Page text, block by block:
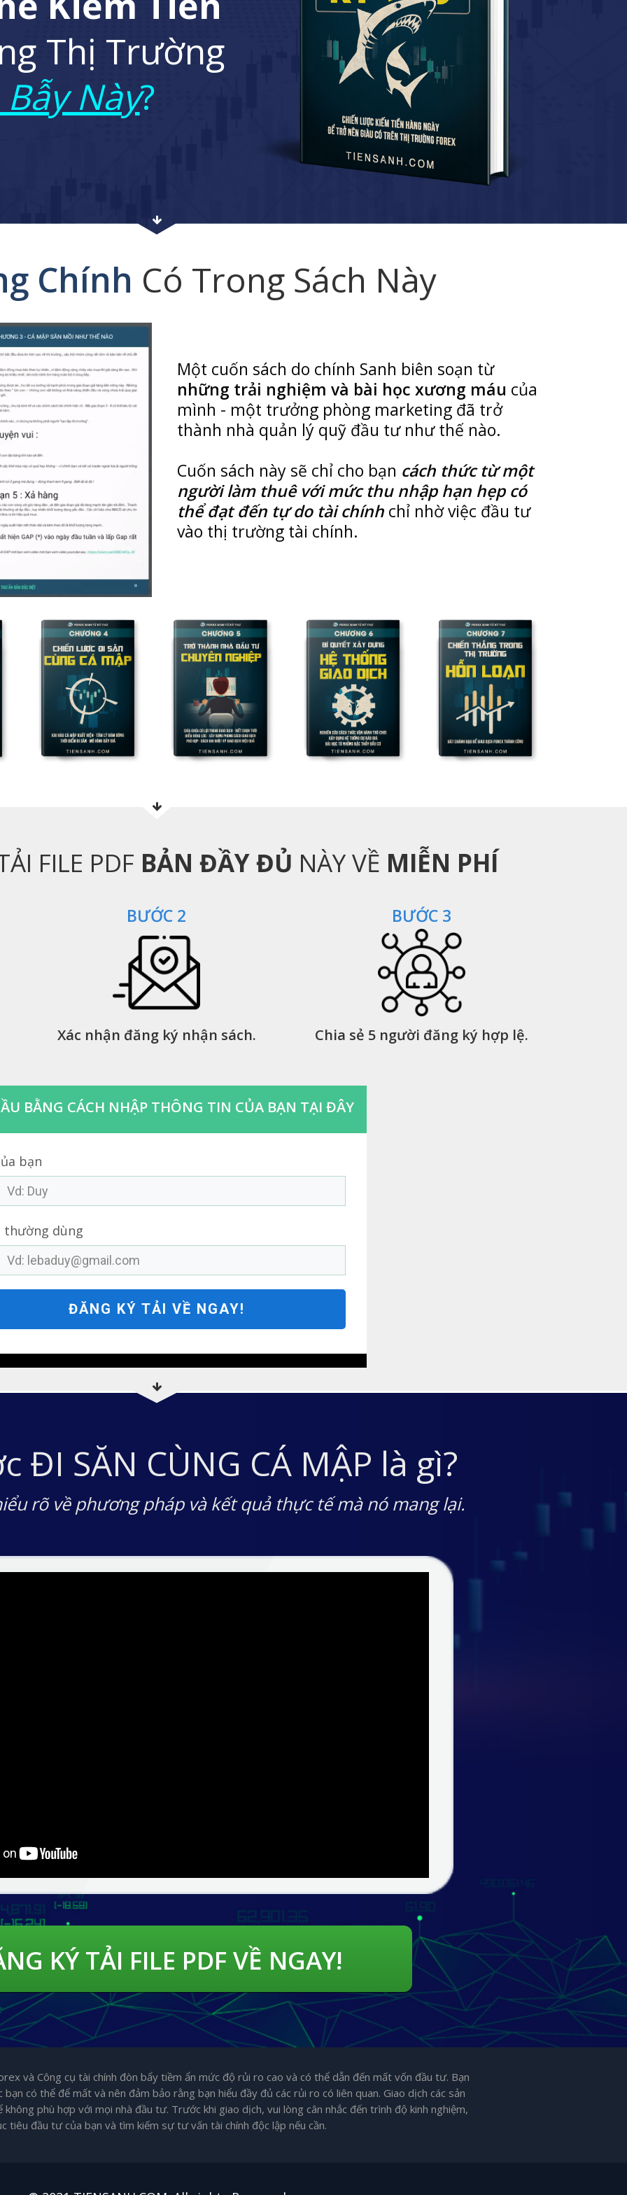
Thị Trường
Này?
Chính Có Trong Sách Này
Một cuốn sách do chính Sanh biên soạn từ
những trải nghiệm và bài học xương máu của
mình - một trưởng phòng marketing đã trở
thành nhà quản lý quỹ đầu tư như thế nào.
Cuốn sách này sẽ chỉ cho bạn cách thức từ một
người làm thuê với mức thu nhập hạn hẹp có
thể đạt đến tự do tài chínhchỉ nhờ việc đầu tư
vào thị trường tài chính.
FILE PDF BẢN ĐẦY ĐỦ NÀY VỀ MIỄN PHÍ
BƯỚC 2
Xác nhận đăng ký nhận sách.
BƯỚC 3
Chia sẻ 5 người đăng ký hợp lệ.
BẰNG CÁCH NHẬP THÔNG TIN CỦA BẠN TẠI ĐÂY
bạn
thường dùng
ĐĂNG KÝ TẢI VỀ NGAY!
ĐI SĂN CÙNG CÁ MẬP là gì?
rõ về phươngpháp và kết quả thực tế mà nó mang lại.
KÝ TẢI FILE PDF VỀ NGAY!
và Công cụ tài chính đòn bẩy tiềm ẩn mức độ rủi ro cao và có thể dẫn đến mất vốn đầu tư. Bạn
có thể để mất và nên đảm bảo rằng bạn hiểu đầy đủ các rủi ro có liên quan. Giao dịch các sản
phù hợp với mọi nhà đầu tư. Trước khi giao dịch, vui lòng cân nhắc đến trình độ kinh nghiệm,
tiêu đầu tư của bạn và tìm kiếm sự tư vấn tài chính độc lập nếu cần.